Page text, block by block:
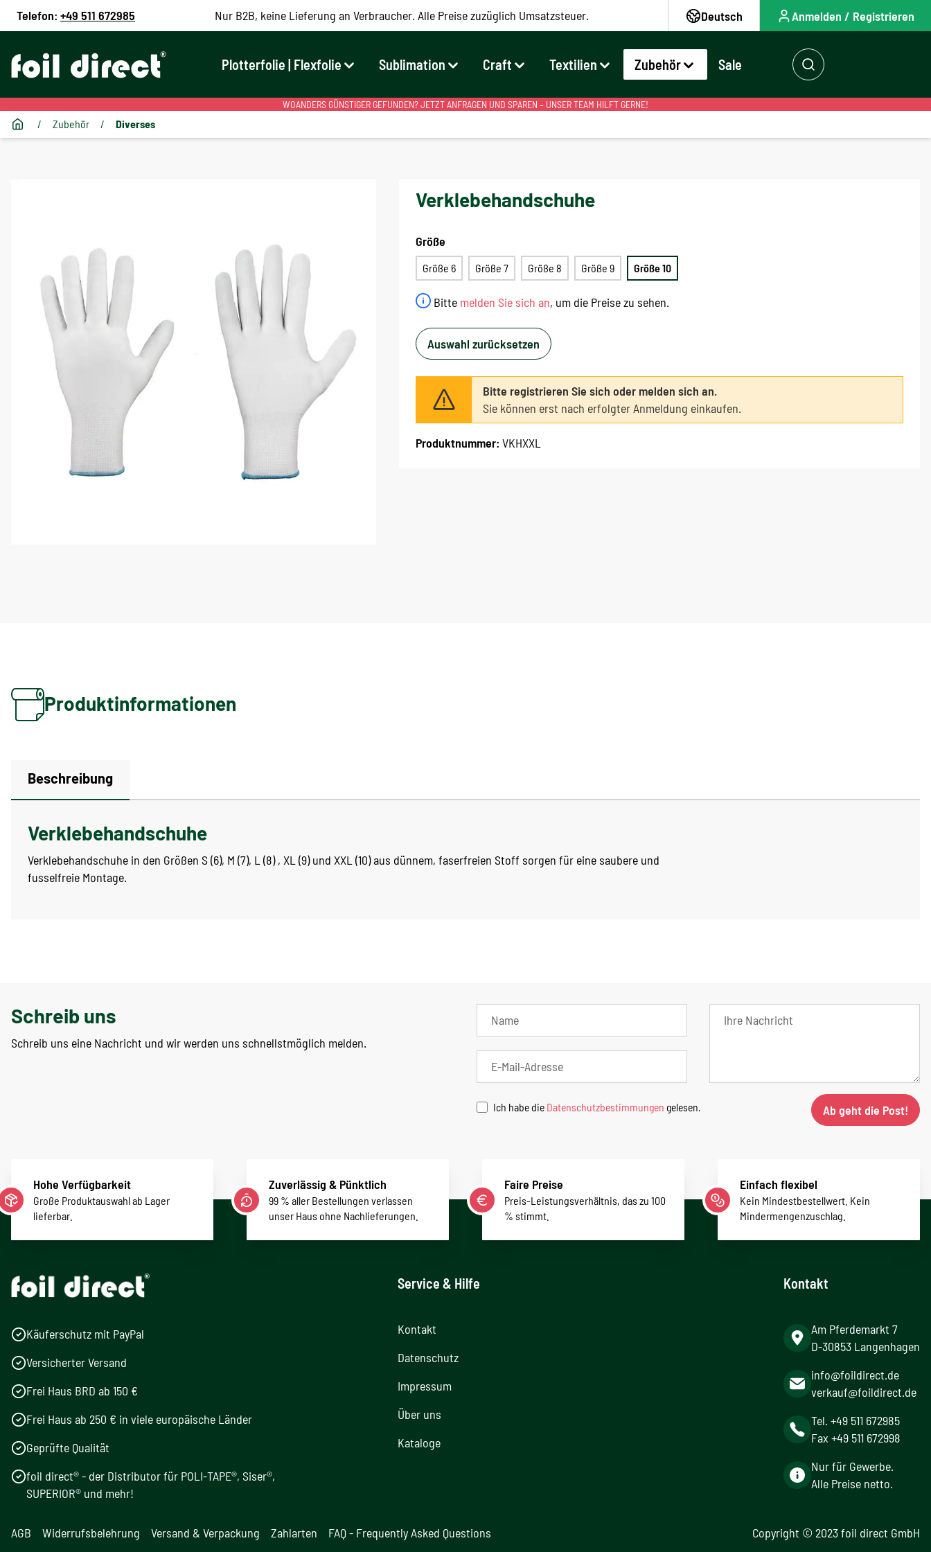
Telefon: +49 511 672985 Nur B2B, keine Lieferung an Verbraucher. Alle Preise zuzüglich Umsatzsteuer. Deutsch Anmelden / Registrieren
Plotterfolie | Flexfolie Sublimation Craft Textilien Zubehör Sale
WOANDERS GÜNSTIGER GEFUNDEN? JETZT ANFRAGEN UND SPAREN – UNSER TEAM HILFT GERNE!
/ Zubehör / Diverses
Verklebehandschuhe
Bitte melden Sie sich an, um die Preise zu sehen.
Größe
Größe 6 Größe 7 Größe 8 Größe 9 Größe 10
Auswahl zurücksetzen
Bitte registrieren Sie sich oder melden sich an.
Sie können erst nach erfolgter Anmeldung einkaufen.
Produktnummer: VKHXXL
Produktinformationen
Beschreibung
Verklebehandschuhe
Verklebehandschuhe in den Größen S (6), M (7), L (8) , XL (9) und XXL (10) aus dünnem, faserfreien Stoff sorgen für eine saubere und
fusselfreie Montage.
Schreib uns
Schreib uns eine Nachricht und wir werden uns schnellstmöglich melden.
Ich habe die Datenschutzbestimmungen gelesen. Ab geht die Post!
Hohe Verfügbarkeit
Große Produktauswahl ab Lager
lieferbar.
Zuverlässig & Pünktlich
99 % aller Bestellungen verlassen
unser Haus ohne Nachlieferungen.
Faire Preise
Preis-Leistungsverhältnis, das zu 100
% stimmt.
Einfach flexibel
Kein Mindestbestellwert. Kein
Mindermengenzuschlag.
Käuferschutz mit PayPal
Versicherter Versand
Frei Haus BRD ab 150 €
Frei Haus ab 250 € in viele europäische Länder
Geprüfte Qualität
foil direct® - der Distributor für POLI-TAPE®, Siser®,
SUPERIOR® und mehr!
Service & Hilfe
Kontakt
Datenschutz
Impressum
Über uns
Kataloge
Kontakt
Am Pferdemarkt 7
D-30853 Langenhagen
info@foildirect.de
verkauf@foildirect.de
Tel. +49 511 672985
Fax +49 511 672998
Nur für Gewerbe.
Alle Preise netto.
AGB Widerrufsbelehrung Versand & Verpackung Zahlarten FAQ - Frequently Asked Questions Copyright © 2023 foil direct GmbH